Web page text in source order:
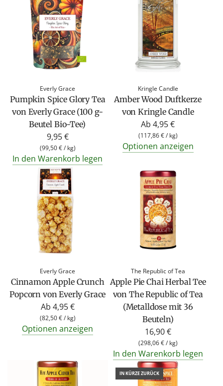
Everly Grace
Pumpkin Spice Glory Tea
von Everly Grace (100 g-
Beutel Bio-Tee)
9,95 €
(99,50 €/ kg)
In den Warenkorb legen
Kringle Candle
Amber Wood Duftkerze
von Kringle Candle
Ab 4,95 €
(117,86 €/ kg)
Optionen anzeigen
Everly Grace
Cinnamon Apple Crunch
Popcorn von Everly Grace
Ab 4,95 €
(82,50 €/ kg)
Optionen anzeigen
The Republic of Tea
Apple Pie Chai Herbal Tee
von The Republic of Tea
(Metalldose mit 36
Beuteln)
16,90 €
(298,06 €/ kg)
In den Warenkorb legen
IN KÜRZE ZURÜCK